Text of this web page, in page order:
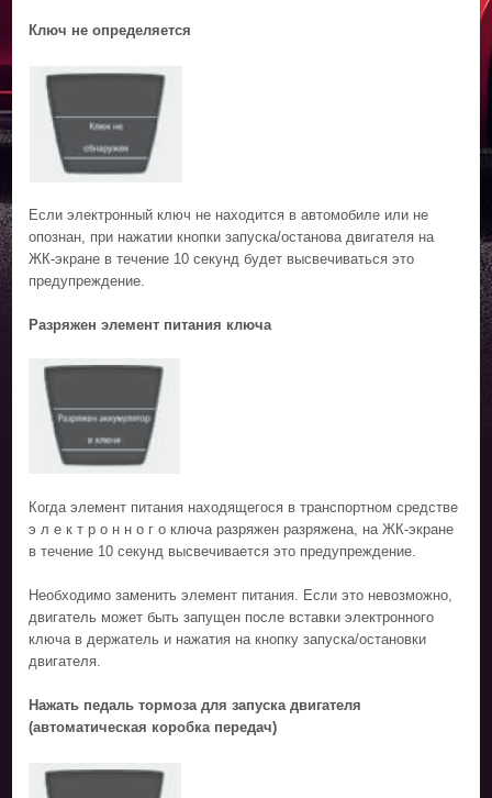
Ключ не определяется
Если электронный ключ не находится в автомобиле или не
опознан, при нажатии кнопки запуска/останова двигателя на
ЖК-экране в течение 10 секунд будет высвечиваться это
предупреждение.
Разряжен элемент питания ключа
Когда элемент питания находящегося в транспортном средстве
э л е к т р о н н о г о ключа разряжен разряжена, на ЖК-экране
в течение 10 секунд высвечивается это предупреждение.
Необходимо заменить элемент питания. Если это невозможно,
двигатель может быть запущен после вставки электронного
ключа в держатель и нажатия на кнопку запуска/остановки
двигателя.
Нажать педаль тормоза для запуска двигателя
(автоматическая коробка передач)